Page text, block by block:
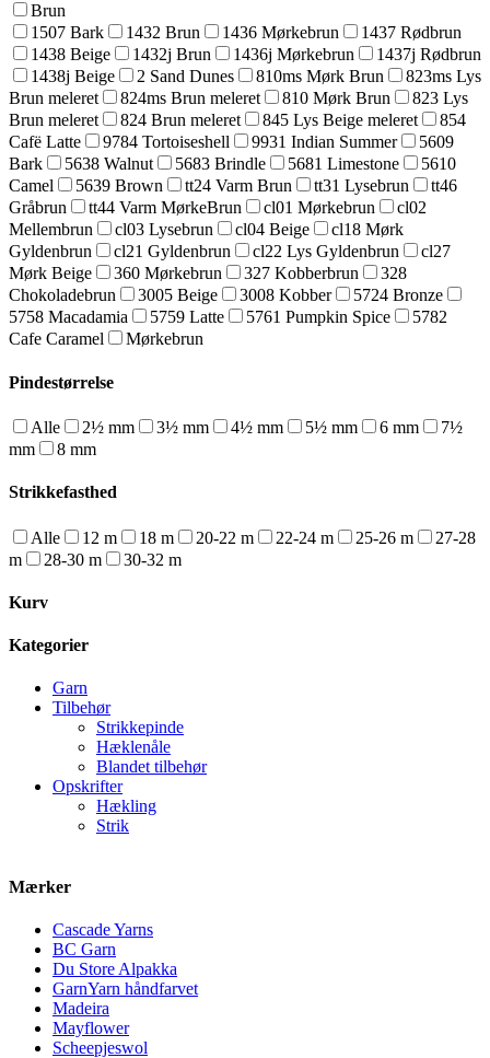
Brun
1507 Bark
1432 Brun 1436 Mørkebrun
1437 Rødbrun
1438 Beige
1432j Brun 1436j Mørkebrun
1437j Rødbrun
1438j Beige
2 Sand Dunes 810ms Mørk Brun
823ms Lys
Brun meleret
824ms Brun meleret 810 Mørk Brun
823 Lys
Brun meleret
824 Brun meleret 845 Lys Beige meleret
854
Cafë Latte
9784 Tortoiseshell 9931 Indian Summer
5609
Bark
5638 Walnut 5683 Brindle 5681 Limestone
5610
Camel
5639 Brown tt24 Varm Brun tt31 Lysebrun
tt46
Gråbrun
tt44 Varm MørkeBrun cl01 Mørkebrun
cl02
Mellembrun
cl03 Lysebrun cl04 Beige
cl18 Mørk
Gyldenbrun
cl21 Gyldenbrun cl22 Lys Gyldenbrun
cl27
Mørk Beige
360 Mørkebrun 327 Kobberbrun
328
Chokoladebrun
3005 Beige 3008 Kobber
5724 Bronze
5758 Macadamia
5759 Latte 5761 Pumpkin Spice
5782
Cafe Caramel
Mørkebrun
Pindestørrelse
Alle 2½ mm 3½ mm 4½ mm 5½ mm 6 mm
7½
mm
8 mm
Strikkefasthed
Alle 12 m 18 m 20-22 m 22-24 m 25-26 m
27-28
m
28-30 m 30-32 m
Kurv
Kategorier
Garn
Tilbehør
Strikkepinde
Hæklenåle
Blandet tilbehør
Opskrifter
Hækling
Strik
Mærker
Cascade Yarns
BC Garn
Du Store Alpakka
GarnYarn håndfarvet
Madeira
Mayflower
Scheepjeswol